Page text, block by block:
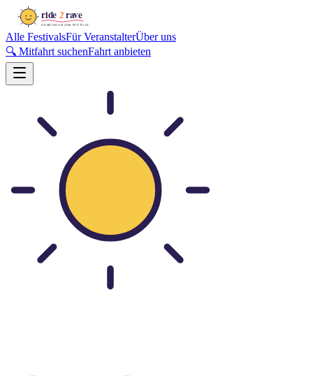
Alle FestivalsFür VeranstalterÜber uns
🔍 Mitfahrt suchenFahrt anbieten